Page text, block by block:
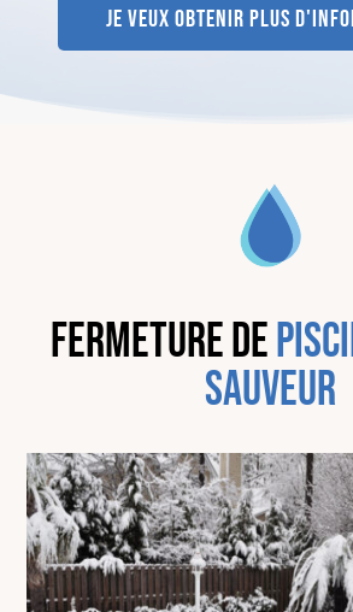
JE VEUX OBTENIR PLUS
fermeture de
Sauveur